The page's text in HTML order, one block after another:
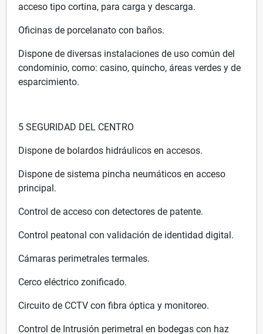
acceso tipo cortina, para carga y descarga.
Oficinas de porcelanato con baños.
Dispone de diversas instalaciones de uso común del
condominio, como: casino, quincho, áreas verdes y de
esparcimiento.
5 SEGURIDAD DEL CENTRO
Dispone de bolardos hidráulicos en accesos.
Dispone de sistema pincha neumáticos en acceso
principal.
Control de acceso con detectores de patente.
Control peatonal con validación de identidad digital.
Cámaras perimetrales termales.
Cerco eléctrico zonificado.
Circuito de CCTV con fibra óptica y monitoreo.
Control de Intrusión perimetral en bodegas con haz